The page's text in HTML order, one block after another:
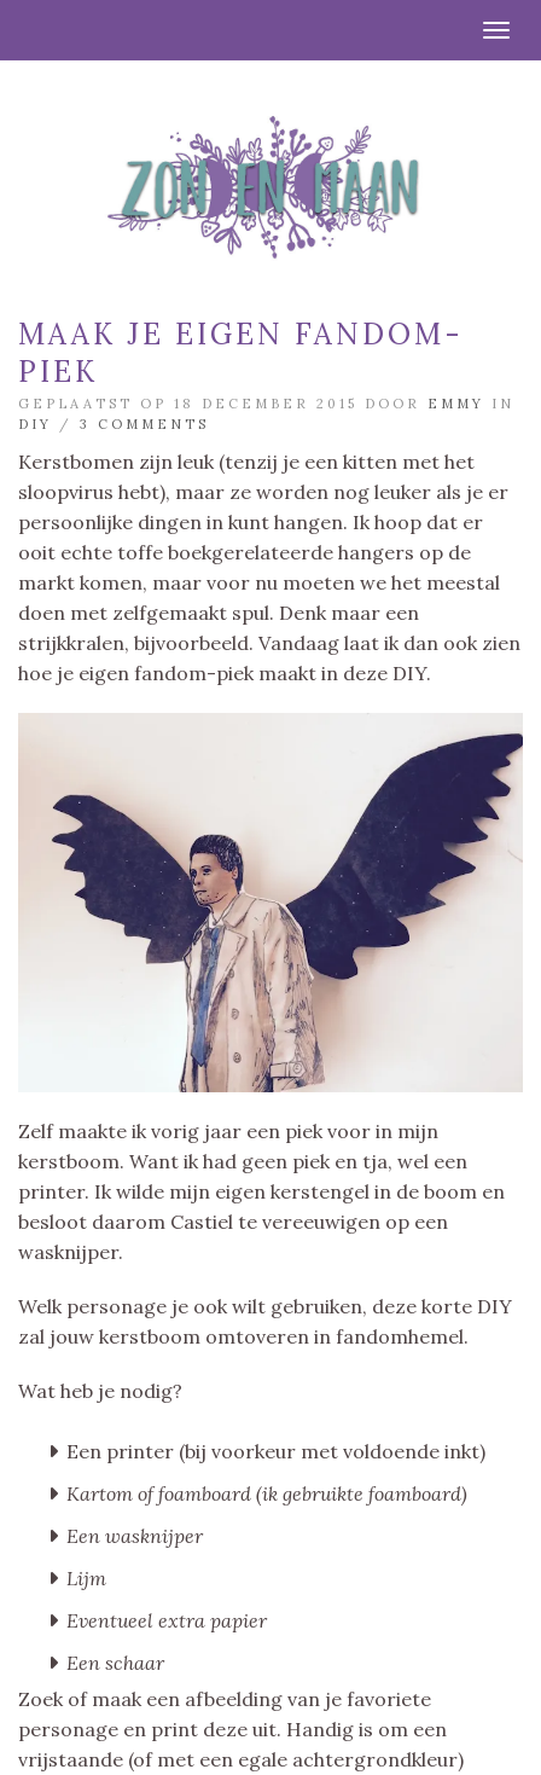
MAAK JE EIGEN FANDOM-
PIEK
GEPLAATST OP 18 DECEMBER 2015 DOOR EMMY
IN
DIY
/ 3 COMMENTS
Kerstbomen zijn leuk (tenzij je een kitten met het
sloopvirus hebt), maar ze worden nog leuker als je er
persoonlijke dingen in kunt hangen. Ik hoop dat er
ooit echte toffe boekgerelateerde hangers op de
markt komen, maar voor nu moeten we het meestal
doen met zelfgemaakt spul. Denk maar een
strijkkralen, bijvoorbeeld. Vandaag laat ik dan ook zien
hoe je eigen fandom-piek maakt in deze DIY.
Zelf maakte ik vorig jaar een piek voor in mijn
kerstboom. Want ik had geen piek en tja, wel een
printer. Ik wilde mijn eigen kerstengel in de boom en
besloot daarom Castiel te vereeuwigen op een
wasknijper.
Welk personage je ook wilt gebruiken, deze korte DIY
zal jouw kerstboom omtoveren in fandomhemel.
Wat heb je nodig?
Een printer (bij voorkeur met voldoende inkt)
Kartom of foamboard (ik gebruikte foamboard)
Een wasknijper
Lijm
Eventueel extra papier
Een schaar
Zoek of maak een afbeelding van je favoriete
personage en print deze uit. Handig is om een
vrijstaande (of met een egale achtergrondkleur)